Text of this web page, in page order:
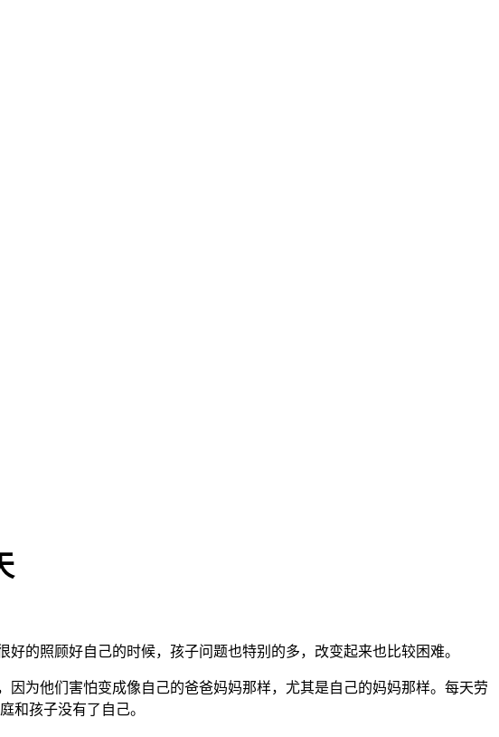
的照顾好自己的时候，孩子问题也特别的多，改变起来也比较困难。
为他们害怕变成像自己的爸爸妈妈那样，尤其是自己的妈妈那样。每天劳
和孩子没有了自己。